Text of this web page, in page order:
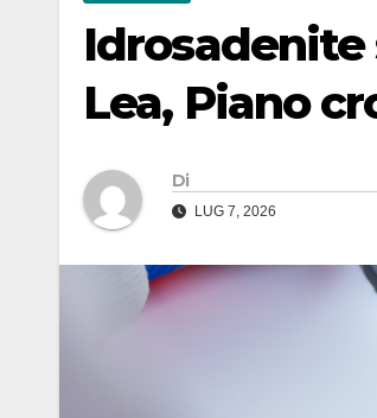
Idrosadenite
Lea, Piano
Di
LUG 7, 2026